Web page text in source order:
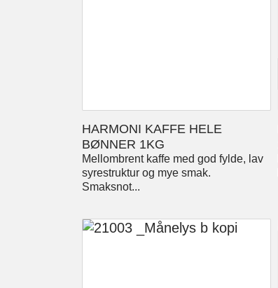
HARMONI KAFFE HELE
BØNNER 1KG
Mellombrent kaffe med god fylde, lav
syrestruktur og mye smak.
Smaksnot...